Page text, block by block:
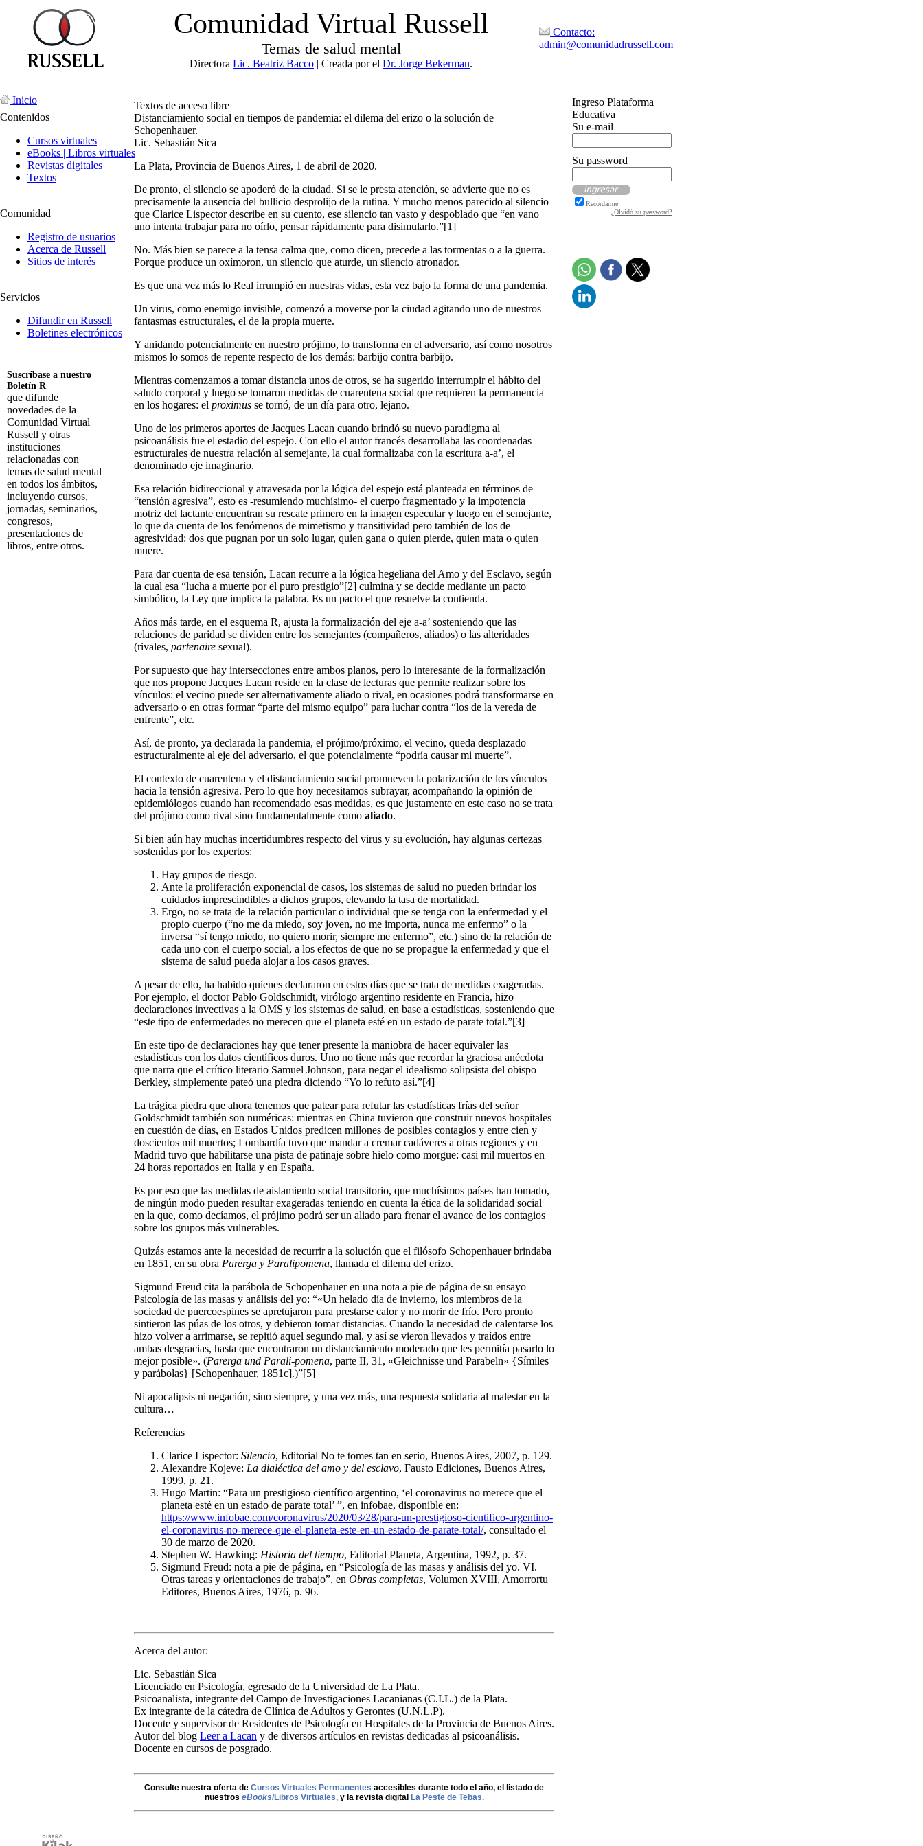
Comunidad Virtual Russell
Temas de salud mental
Directora Lic. Beatriz Bacco | Creada por el Dr. Jorge Bekerman.
Contacto:
admin@comunidadrussell.com
Inicio
Contenidos
Cursos virtuales
eBooks | Libros virtuales
Revistas digitales
Textos
Comunidad
Registro de usuarios
Acerca de Russell
Sitios de interés
Servicios
Difundir en Russell
Boletines electrónicos
Suscríbase a nuestro
Boletín R
que difunde
novedades de la
Comunidad Virtual
Russell y otras
instituciones
relacionadas con
temas de salud mental
en todos los ámbitos,
incluyendo cursos,
jornadas, seminarios,
congresos,
presentaciones de
libros, entre otros.
Textos de acceso libre
Distanciamiento social en tiempos de pandemia: el dilema del erizo o la solución de
Schopenhauer.
Lic. Sebastián Sica
La Plata, Provincia de Buenos Aires, 1 de abril de 2020.
De pronto, el silencio se apoderó de la ciudad. Si se le presta atención, se advierte que no es
precisamente la ausencia del bullicio desprolijo de la rutina. Y mucho menos parecido al silencio
que Clarice Lispector describe en su cuento, ese silencio tan vasto y despoblado que “en vano
uno intenta trabajar para no oírlo, pensar rápidamente para disimularlo.”[1]
No. Más bien se parece a la tensa calma que, como dicen, precede a las tormentas o a la guerra.
Porque produce un oxímoron, un silencio que aturde, un silencio atronador.
Es que una vez más lo Real irrumpió en nuestras vidas, esta vez bajo la forma de una pandemia.
Un virus, como enemigo invisible, comenzó a moverse por la ciudad agitando uno de nuestros
fantasmas estructurales, el de la propia muerte.
Y anidando potencialmente en nuestro prójimo, lo transforma en el adversario, así como nosotros
mismos lo somos de repente respecto de los demás: barbijo contra barbijo.
Mientras comenzamos a tomar distancia unos de otros, se ha sugerido interrumpir el hábito del
saludo corporal y luego se tomaron medidas de cuarentena social que requieren la permanencia
en los hogares: el proximus se tornó, de un día para otro, lejano.
Uno de los primeros aportes de Jacques Lacan cuando brindó su nuevo paradigma al
psicoanálisis fue el estadio del espejo. Con ello el autor francés desarrollaba las coordenadas
estructurales de nuestra relación al semejante, la cual formalizaba con la escritura a-a’, el
denominado eje imaginario.
Esa relación bidireccional y atravesada por la lógica del espejo está planteada en términos de
“tensión agresiva”, esto es -resumiendo muchísimo- el cuerpo fragmentado y la impotencia
motriz del lactante encuentran su rescate primero en la imagen especular y luego en el semejante,
lo que da cuenta de los fenómenos de mimetismo y transitividad pero también de los de
agresividad: dos que pugnan por un solo lugar, quien gana o quien pierde, quien mata o quien
muere.
Para dar cuenta de esa tensión, Lacan recurre a la lógica hegeliana del Amo y del Esclavo, según
la cual esa “lucha a muerte por el puro prestigio”[2] culmina y se decide mediante un pacto
simbólico, la Ley que implica la palabra. Es un pacto el que resuelve la contienda.
Años más tarde, en el esquema R, ajusta la formalización del eje a-a’ sosteniendo que las
relaciones de paridad se dividen entre los semejantes (compañeros, aliados) o las alteridades
(rivales, partenaire sexual).
Por supuesto que hay intersecciones entre ambos planos, pero lo interesante de la formalización
que nos propone Jacques Lacan reside en la clase de lecturas que permite realizar sobre los
vínculos: el vecino puede ser alternativamente aliado o rival, en ocasiones podrá transformarse en
adversario o en otras formar “parte del mismo equipo” para luchar contra “los de la vereda de
enfrente”, etc.
Así, de pronto, ya declarada la pandemia, el prójimo/próximo, el vecino, queda desplazado
estructuralmente al eje del adversario, el que potencialmente “podría causar mi muerte”.
El contexto de cuarentena y el distanciamiento social promueven la polarización de los vínculos
hacia la tensión agresiva. Pero lo que hoy necesitamos subrayar, acompañando la opinión de
epidemiólogos cuando han recomendado esas medidas, es que justamente en este caso no se trata
del prójimo como rival sino fundamentalmente como aliado.
Si bien aún hay muchas incertidumbres respecto del virus y su evolución, hay algunas certezas
sostenidas por los expertos:
Hay grupos de riesgo.
Ante la proliferación exponencial de casos, los sistemas de salud no pueden brindar los
cuidados imprescindibles a dichos grupos, elevando la tasa de mortalidad.
Ergo, no se trata de la relación particular o individual que se tenga con la enfermedad y el
propio cuerpo (“no me da miedo, soy joven, no me importa, nunca me enfermo” o la
inversa “sí tengo miedo, no quiero morir, siempre me enfermo”, etc.) sino de la relación de
cada uno con el cuerpo social, a los efectos de que no se propague la enfermedad y que el
sistema de salud pueda alojar a los casos graves.
A pesar de ello, ha habido quienes declararon en estos días que se trata de medidas exageradas.
Por ejemplo, el doctor Pablo Goldschmidt, virólogo argentino residente en Francia, hizo
declaraciones invectivas a la OMS y los sistemas de salud, en base a estadísticas, sosteniendo que
“este tipo de enfermedades no merecen que el planeta esté en un estado de parate total.”[3]
En este tipo de declaraciones hay que tener presente la maniobra de hacer equivaler las
estadísticas con los datos científicos duros. Uno no tiene más que recordar la graciosa anécdota
que narra que el crítico literario Samuel Johnson, para negar el idealismo solipsista del obispo
Berkley, simplemente pateó una piedra diciendo “Yo lo refuto así.”[4]
La trágica piedra que ahora tenemos que patear para refutar las estadísticas frías del señor
Goldschmidt también son numéricas: mientras en China tuvieron que construir nuevos hospitales
en cuestión de días, en Estados Unidos predicen millones de posibles contagios y entre cien y
doscientos mil muertos; Lombardía tuvo que mandar a cremar cadáveres a otras regiones y en
Madrid tuvo que habilitarse una pista de patinaje sobre hielo como morgue: casi mil muertos en
24 horas reportados en Italia y en España.
Es por eso que las medidas de aislamiento social transitorio, que muchísimos países han tomado,
de ningún modo pueden resultar exageradas teniendo en cuenta la ética de la solidaridad social
en la que, como decíamos, el prójimo podrá ser un aliado para frenar el avance de los contagios
sobre los grupos más vulnerables.
Quizás estamos ante la necesidad de recurrir a la solución que el filósofo Schopenhauer brindaba
en 1851, en su obra Parerga y Paralipomena, llamada el dilema del erizo.
Sigmund Freud cita la parábola de Schopenhauer en una nota a pie de página de su ensayo
Psicología de las masas y análisis del yo: “«Un helado día de invierno, los miembros de la
sociedad de puercoespines se apretujaron para prestarse calor y no morir de frío. Pero pronto
sintieron las púas de los otros, y debieron tomar distancias. Cuando la necesidad de calentarse los
hizo volver a arrimarse, se repitió aquel segundo mal, y así se vieron llevados y traídos entre
ambas desgracias, hasta que encontraron un distanciamiento moderado que les permitía pasarlo lo
mejor posible». (Parerga und Parali-pomena, parte II, 31, «Gleichnisse und Parabeln» {Símiles
y parábolas} [Schopenhauer, 1851c].)”[5]
Ni apocalipsis ni negación, sino siempre, y una vez más, una respuesta solidaria al malestar en la
cultura…
Referencias
Clarice Lispector: Silencio, Editorial No te tomes tan en serio, Buenos Aires, 2007, p. 129.
Alexandre Kojeve: La dialéctica del amo y del esclavo, Fausto Ediciones, Buenos Aires,
1999, p. 21.
Hugo Martin: “Para un prestigioso científico argentino, ‘el coronavirus no merece que el
planeta esté en un estado de parate total’ ”, en infobae, disponible en:
https://www.infobae.com/coronavirus/2020/03/28/para-un-prestigioso-cientifico-argentino-
el-coronavirus-no-merece-que-el-planeta-este-en-un-estado-de-parate-total/, consultado el
30 de marzo de 2020.
Stephen W. Hawking: Historia del tiempo, Editorial Planeta, Argentina, 1992, p. 37.
Sigmund Freud: nota a pie de página, en “Psicología de las masas y análisis del yo. VI.
Otras tareas y orientaciones de trabajo”, en Obras completas, Volumen XVIII, Amorrortu
Editores, Buenos Aires, 1976, p. 96.
Acerca del autor:
Lic. Sebastián Sica
Licenciado en Psicología, egresado de la Universidad de La Plata.
Psicoanalista, integrante del Campo de Investigaciones Lacanianas (C.I.L.) de la Plata.
Ex integrante de la cátedra de Clínica de Adultos y Gerontes (U.N.L.P).
Docente y supervisor de Residentes de Psicología en Hospitales de la Provincia de Buenos Aires.
Autor del blog Leer a Lacan y de diversos artículos en revistas dedicadas al psicoanálisis.
Docente en cursos de posgrado.
Consulte nuestra oferta de Cursos Virtuales Permanentes accesibles durante todo el año, el listado de
nuestros eBooks/Libros Virtuales,y la revista digital La Peste de Tebas.
Ingreso Plataforma
Educativa
Su e-mail
Su password
Recordarme
¿Olvidó su password?